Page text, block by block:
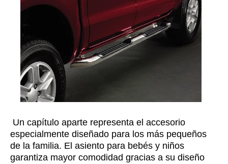
Un capítulo aparte representa el accesorio
especialmente diseñado para los más pequeños
de la familia. El asiento para bebés y niños
garantiza mayor comodidad gracias a su diseño